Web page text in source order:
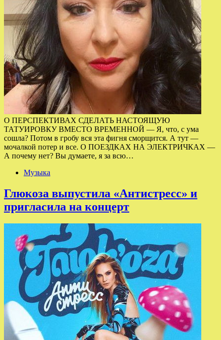
О ПЕРСПЕКТИВАХ СДЕЛАТЬ НАСТОЯЩУЮ
ТАТУИРОВКУ ВМЕСТО ВРЕМЕННОЙ — Я, что, с ума
сошла? Потом в гробу вся эта фигня сморщится. А тут —
мочалкой потер и все. О ПОЕЗДКАХ НА ЭЛЕКТРИЧКАХ —
А почему нет? Вы думаете, я за всю…
Музыка
Глюкоза выпустила «Антистресс» и
пригласила на концерт